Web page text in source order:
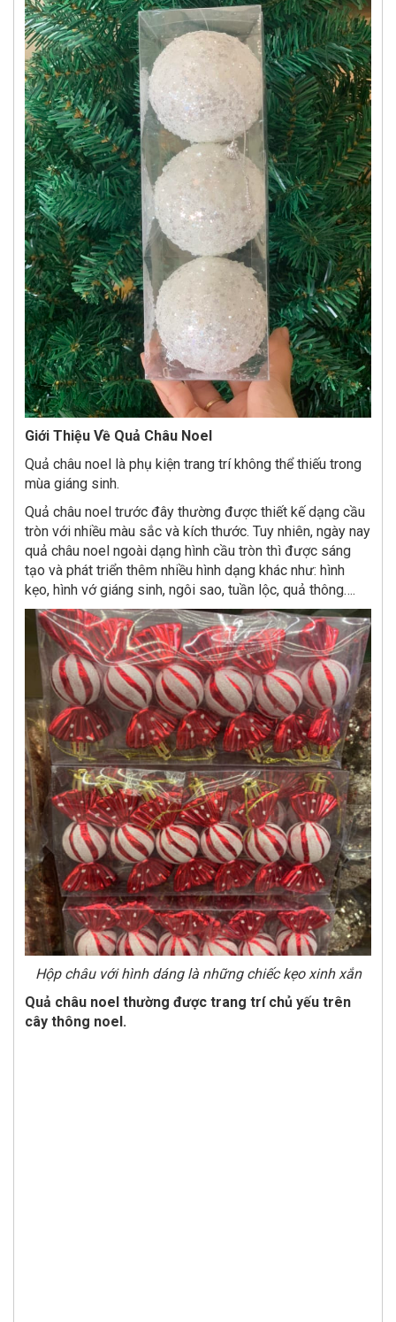
Giới Thiệu Về Quả Châu Noel
Quả châu noel là phụ kiện trang trí không thể thiếu trong
mùa giáng sinh.
Quả châu noel trước đây thường được thiết kế dạng cầu
tròn với nhiều màu sắc và kích thước. Tuy nhiên, ngày nay
quả châu noel ngoài dạng hình cầu tròn thì được sáng
tạo và phát triển thêm nhiều hình dạng khác như: hình
kẹo, hình vớ giáng sinh, ngôi sao, tuần lộc, quả thông….
Hộp châu với hình dáng là những chiếc kẹo xinh xắn
Quả châu noel thường được trang trí chủ yếu trên
cây thông noel.